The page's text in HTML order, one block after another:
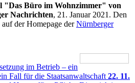
"Das Büro im Wohnzimmer" von
Nachrichten, 21. Januar 2021. Den
der Homepage derNürnberger
im Betrieb – ein
Fall für die Staatsanwaltschaft 22. 11.